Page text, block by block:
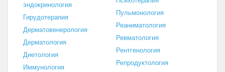
эндокринология
Гирудотерапия
Дерматовенерология
Дерматология
Диетология
Иммунология
Пульмонология
Реаниматология
Ревматология
Рентгенология
Репродуктология